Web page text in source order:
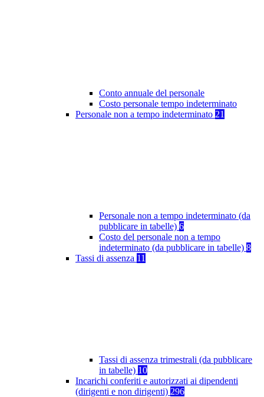
Conto annuale del personale
Costo personale tempo indeterminato
Personale non a tempo indeterminato 21
Personale non a tempo indeterminato (da
pubblicare in tabelle) 6
Costo del personale non a tempo
indeterminato (da pubblicare in tabelle) 8
Tassi di assenza 11
Tassi di assenza trimestrali (da pubblicare
in tabelle) 10
Incarichi conferiti e autorizzati ai dipendenti
(dirigenti e non dirigenti) 296